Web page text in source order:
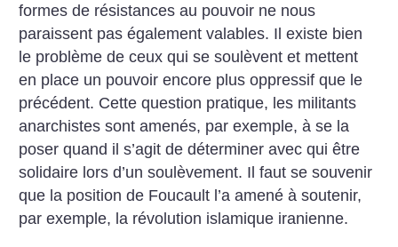
formes de résistances au pouvoir ne nous
paraissent pas également valables. Il existe bien
le problème de ceux qui se soulèvent et mettent
en place un pouvoir encore plus oppressif que le
précédent. Cette question pratique, les militants
anarchistes sont amenés, par exemple, à se la
poser quand il s’agit de déterminer avec qui être
solidaire lors d’un soulèvement. Il faut se souvenir
que la position de Foucault l’a amené à soutenir,
par exemple, la révolution islamique iranienne.